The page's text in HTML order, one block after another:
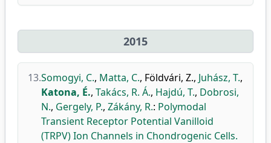
2015
13.Somogyi, C., Matta, C., Földvári, Z., Juhász, T.,
Katona, É., Takács, R. Á., Hajdú, T., Dobrosi,
N., Gergely, P., Zákány, R.: Polymodal
Transient Receptor Potential Vanilloid
(TRPV) Ion Channels in Chondrogenic Cells.